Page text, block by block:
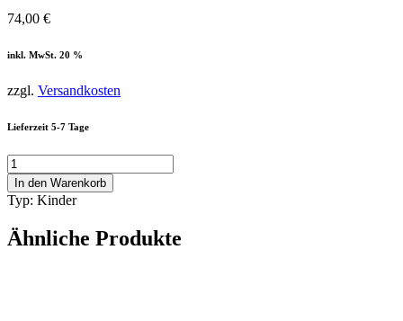
74,00 €
inkl. MwSt. 20 %
zzgl. Versandkosten
Lieferzeit 5-7 Tage
Nano
-
NAVICTM
grau-
rot
Menge
In den Warenkorb
Typ: Kinder
Ähnliche Produkte